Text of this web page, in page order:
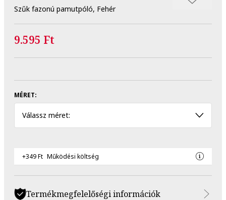
Szűk fazonú pamutpóló, Fehér
9.595 Ft
MÉRET:
Válassz méret:
+349 Ft Működési költség
Termékmegfelelőségi információk